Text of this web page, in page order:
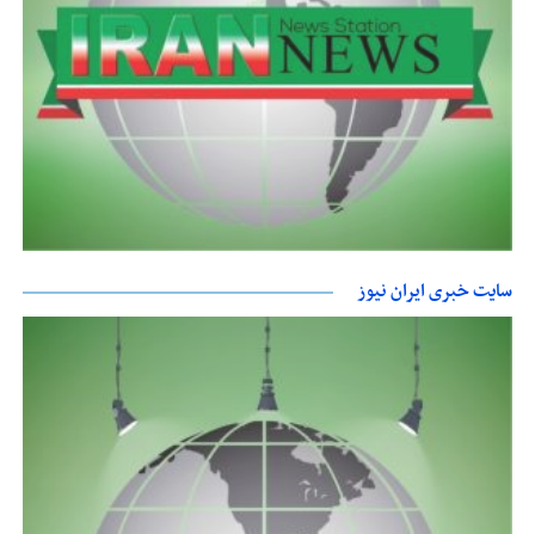
سایت خبری ایران نیوز